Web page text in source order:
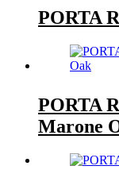
PORTA
PORTA
Marone